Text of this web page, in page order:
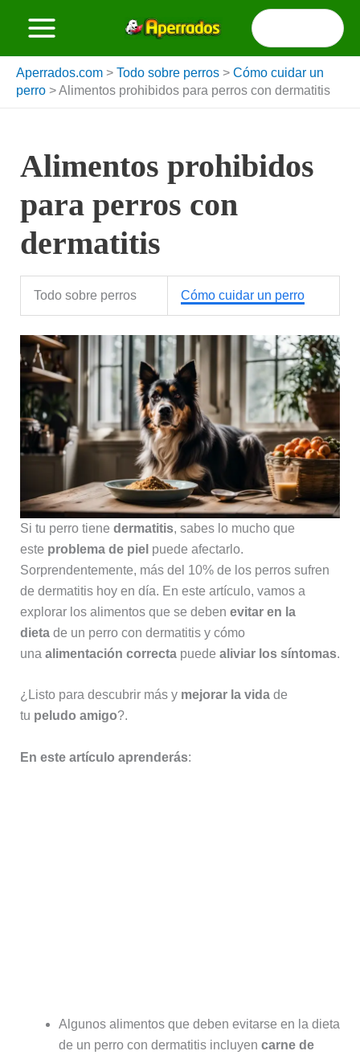
Buscar
por:
Aperrados.com > Todo sobre perros > Cómo cuidar un
perro >Alimentos prohibidos para perros con dermatitis
Alimentos prohibidos
para perros con
dermatitis
Todo sobre perros Cómo cuidar un perro
Si tu perro tiene dermatitis, sabes lo mucho que
este problema de piel puede afectarlo.
Sorprendentemente, más del 10% de los perros sufren
de dermatitis hoy en día. En este artículo, vamos a
explorar los alimentos que se deben evitar en la
dietade un perro con dermatitis y cómo
una alimentación correctapuede aliviar los síntomas.
¿Listo para descubrir más y mejorar la vidade
tu peludo amigo?.
En este artículo aprenderás:
Algunos alimentos que deben evitarse en la dieta
de un perro con dermatitis incluyen carne de